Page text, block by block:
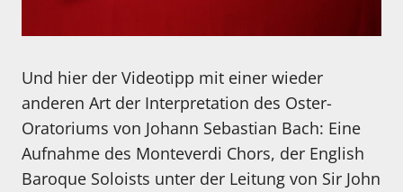
Und hier der Videotipp mit einer wieder
anderen Art der Interpretation des Oster-
Oratoriums von Johann Sebastian Bach: Eine
Aufnahme des Monteverdi Chors, der English
Baroque Soloists unter der Leitung von Sir John